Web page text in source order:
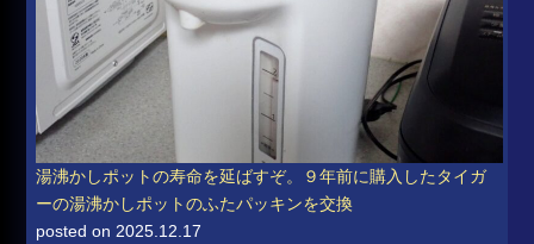
湯沸かしポットの寿命を延ばすぞ。９年前に購入したタイガ
ーの湯沸かしポットのふたパッキンを交換
posted on 2025.12.17